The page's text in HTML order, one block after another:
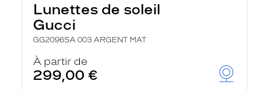
Lunettes de soleil
Gucci
GG2096SA 003 ARGENT MAT
À partir de
299,00 €